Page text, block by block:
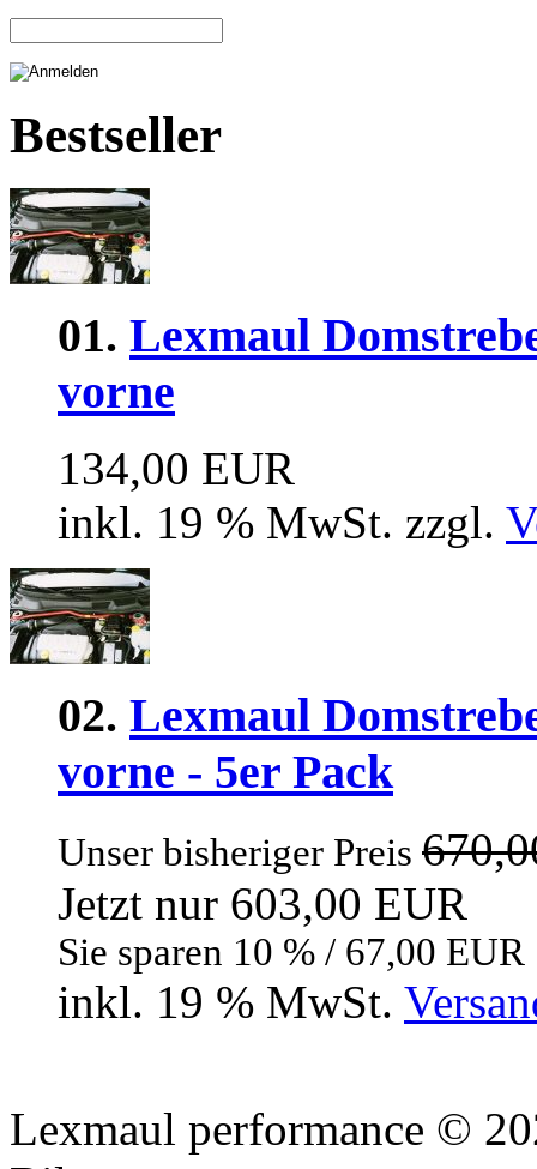
Bestseller
01. Lexmaul
vorne
134,00 EUR
inkl. 19 % MwSt. zzgl.
02. Lexmaul
vorne - 5er Pack
Unser bisheriger Preis
Jetzt nur 603,00 EUR
Sie sparen 10 % / 67,00 EUR
inkl. 19 % MwSt.
Lexmaul performance ©